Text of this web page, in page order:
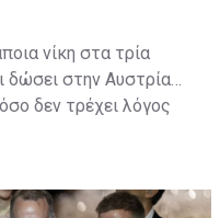
νίκη στα τρία
δώσει στην Αυστρία
δεν τρέχει λόγος